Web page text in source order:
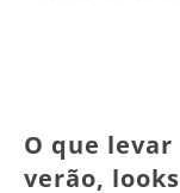
O que
verão,